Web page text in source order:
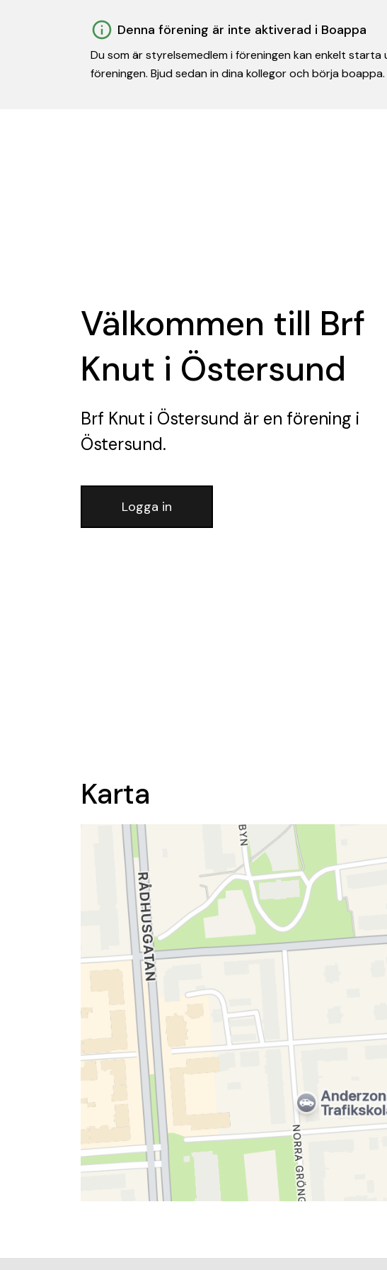
Denna förening är inte aktiverad i Boappa
Du som är styrelsemedlem i föreningen kan enkelt
föreningen. Bjud sedan in dina kollegor och börja boappa.
Välkommen till Brf
Knut i Östersund
Brf Knut i Östersund är en förening i
Östersund.
Logga in
Karta